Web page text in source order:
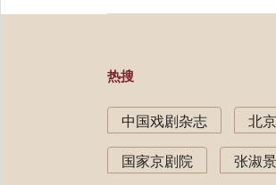
热搜
中国戏剧杂志
北
国家京剧院
张淑景